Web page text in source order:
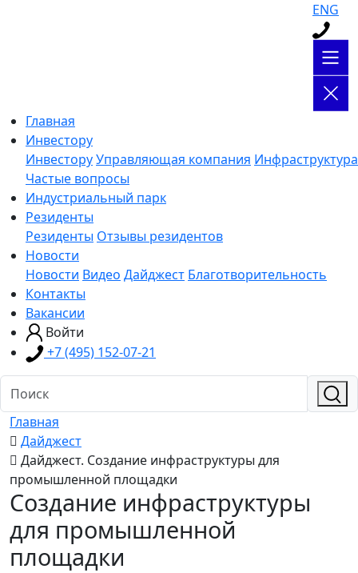
ENG
Главная
Инвестору
ИнвесторуУправляющая компания Инфраструктура
Частые вопросы
Индустриальный парк
Резиденты
Резиденты Отзывы резидентов
Новости
Новости Видео Дайджест Благотворительность
Контакты
Вакансии
Войти
+7 (495) 152-07-21
Главная
Дайджест
Дайджест. Создание инфраструктуры для
промышленной площадки
Создание инфраструктуры
для промышленной
площадки